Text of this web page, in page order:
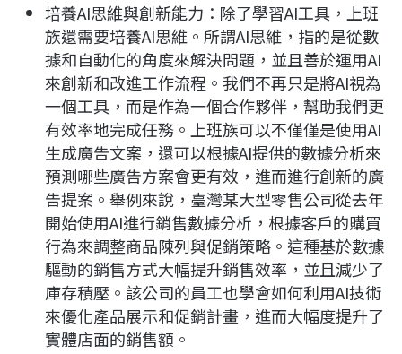
培養AI思維與創新能力：除了學習AI工具，上班
族還需要培養AI思維。所謂AI思維，指的是從數
據和自動化的角度來解決問題，並且善於運用AI
來創新和改進工作流程。我們不再只是將AI視為
一個工具，而是作為一個合作夥伴，幫助我們更
有效率地完成任務。上班族可以不僅僅是使用AI
生成廣告文案，還可以根據AI提供的數據分析來
預測哪些廣告方案會更有效，進而進行創新的廣
告提案。舉例來說，臺灣某大型零售公司從去年
開始使用AI進行銷售數據分析，根據客戶的購買
行為來調整商品陳列與促銷策略。這種基於數據
驅動的銷售方式大幅提升銷售效率，並且減少了
庫存積壓。該公司的員工也學會如何利用AI技術
來優化產品展示和促銷計畫，進而大幅度提升了
實體店面的銷售額。